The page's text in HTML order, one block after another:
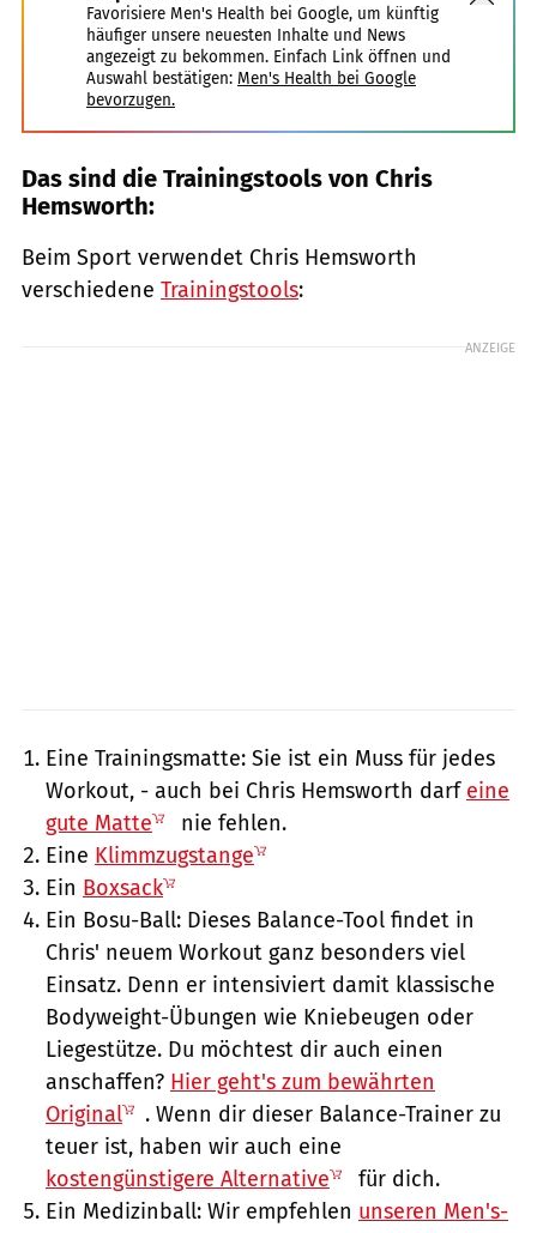
Favorisiere Men's Health bei Google, um künftig
häufiger unsere neuesten Inhalte und News
angezeigt zu bekommen. Einfach Link öffnen und
Auswahl bestätigen: Men's Health bei Google
bevorzugen.
Das sind die Trainingstools von Chris
Hemsworth:
Beim Sport verwendet Chris Hemsworth
verschiedene Trainingstools:
ANZEIGE
Eine Trainingsmatte: Sie ist ein Muss für jedes
Workout, - auch bei Chris Hemsworth darf eine
gute Matte
nie fehlen.
Eine Klimmzugstange
Ein Boxsack
Ein Bosu-Ball: Dieses Balance-Tool findet in
Chris' neuem Workout ganz besonders viel
Einsatz. Denn er intensiviert damit klassische
Bodyweight-Übungen wie Kniebeugen oder
Liegestütze. Du möchtest dir auch einen
anschaffen? Hier geht's zum bewährten
Original
. Wenn dir dieser Balance-Trainer zu
teuer ist, haben wir auch eine
kostengünstigere Alternative
für dich.
Ein Medizinball: Wir empfehlen unseren Men's-